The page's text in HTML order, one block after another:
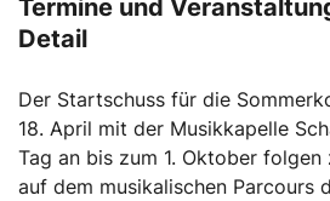
Termine und
Detail
Der Startschuss für die
18. April mit der Musikkapelle
Tag an bis zum 1. Oktober
auf dem musikalischen Parcours